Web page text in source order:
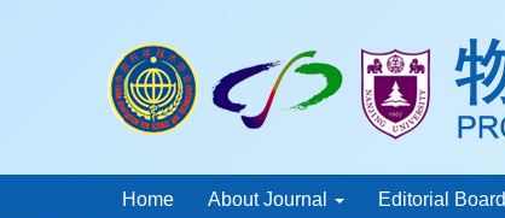
Home About Journal Editorial Board